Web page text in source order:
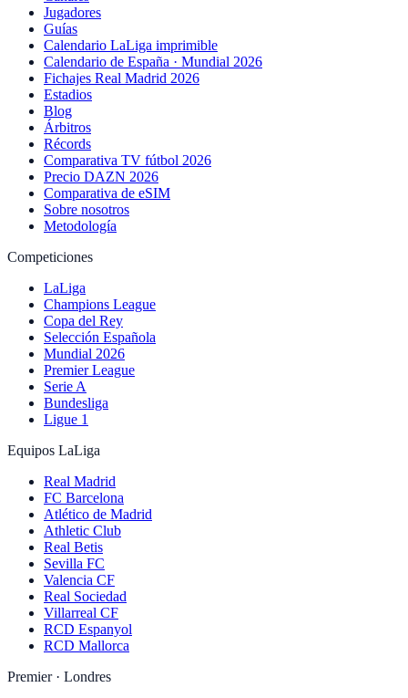
Jugadores
Guías
Calendario LaLiga imprimible
Calendario de España · Mundial 2026
Fichajes Real Madrid 2026
Estadios
Blog
Árbitros
Récords
Comparativa TV fútbol 2026
Precio DAZN 2026
Comparativa de eSIM
Sobre nosotros
Metodología
Competiciones
LaLiga
Champions League
Copa del Rey
Selección Española
Mundial 2026
Premier League
Serie A
Bundesliga
Ligue 1
Equipos LaLiga
Real Madrid
FC Barcelona
Atlético de Madrid
Athletic Club
Real Betis
Sevilla FC
Valencia CF
Real Sociedad
Villarreal CF
RCD Espanyol
RCD Mallorca
Premier · Londres